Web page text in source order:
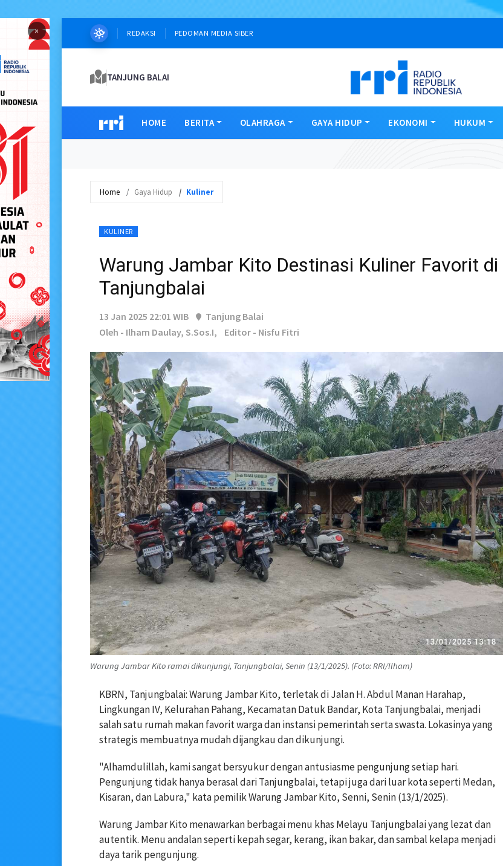
× REDAKSI PEDOMAN MEDIA SIBER
TANJUNG BALAI
HOME BERITA OLAHRAGA GAYA HIDUP EKONOMI HUKUM
Home Gaya Hidup Kuliner
KULINER
Warung Jambar Kito Destinasi Kuliner Favorit di
Tanjungbalai
13 Jan 2025 22:01 WIB
Tanjung Balai
Oleh - Ilham Daulay, S.Sos.I,
Editor - Nisfu Fitri
Warung Jambar Kito ramai dikunjungi, Tanjungbalai, Senin (13/1/2025). (Foto: RRI/Ilham)
KBRN, Tanjungbalai: Warung Jambar Kito, terletak di Jalan H. Abdul Manan Harahap,
Lingkungan IV, Kelurahan Pahang, Kecamatan Datuk Bandar, Kota Tanjungbalai, menjadi
salah satu rumah makan favorit warga dan instansi pemerintah serta swasta. Lokasinya yang
strategis membuatnya mudah dijangkau dan dikunjungi.
"Alhamdulillah, kami sangat bersyukur dengan antusiasme pengunjung setiap hari.
Pengunjung tidak hanya berasal dari Tanjungbalai, tetapi juga dari luar kota seperti Medan,
Kisaran, dan Labura," kata pemilik Warung Jambar Kito, Senni, Senin (13/1/2025).
Warung Jambar Kito menawarkan berbagai menu khas Melayu Tanjungbalai yang lezat dan
autentik. Menu andalan seperti kepah segar, kerang, ikan bakar, dan sambal kelapa menjadi
daya tarik pengunjung.